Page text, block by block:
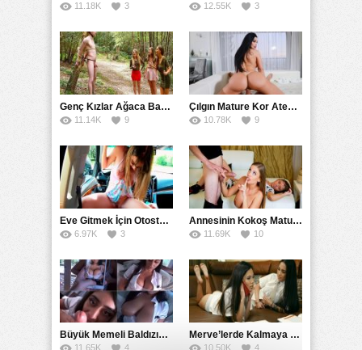
11.18K 3 12.55K 3
Genç Kızlar Ağaca Bağlayarak Tecavüz Etmek İstediler
11.14K 9
Çılgın Mature Kor Ateşiyle Misafirini Yakıp Eritti
10.78K 9
Eve Gitmek İçin Otostop Çeken Üniversiteli Bedelini Ödedi
6.97K 3
Annesinin Kokoş Mature Arkadaşı Tarafından Saksoya Uğradı
11.69K 10
Büyük Memeli Baldızının Takipçilerinin Çoğalması İçin Yardım Etti
11.65K 4
Merve’lerde Kalmaya Gelen Liseli Kız Fanteziyi Dibine Verdirdi
10.50K 4